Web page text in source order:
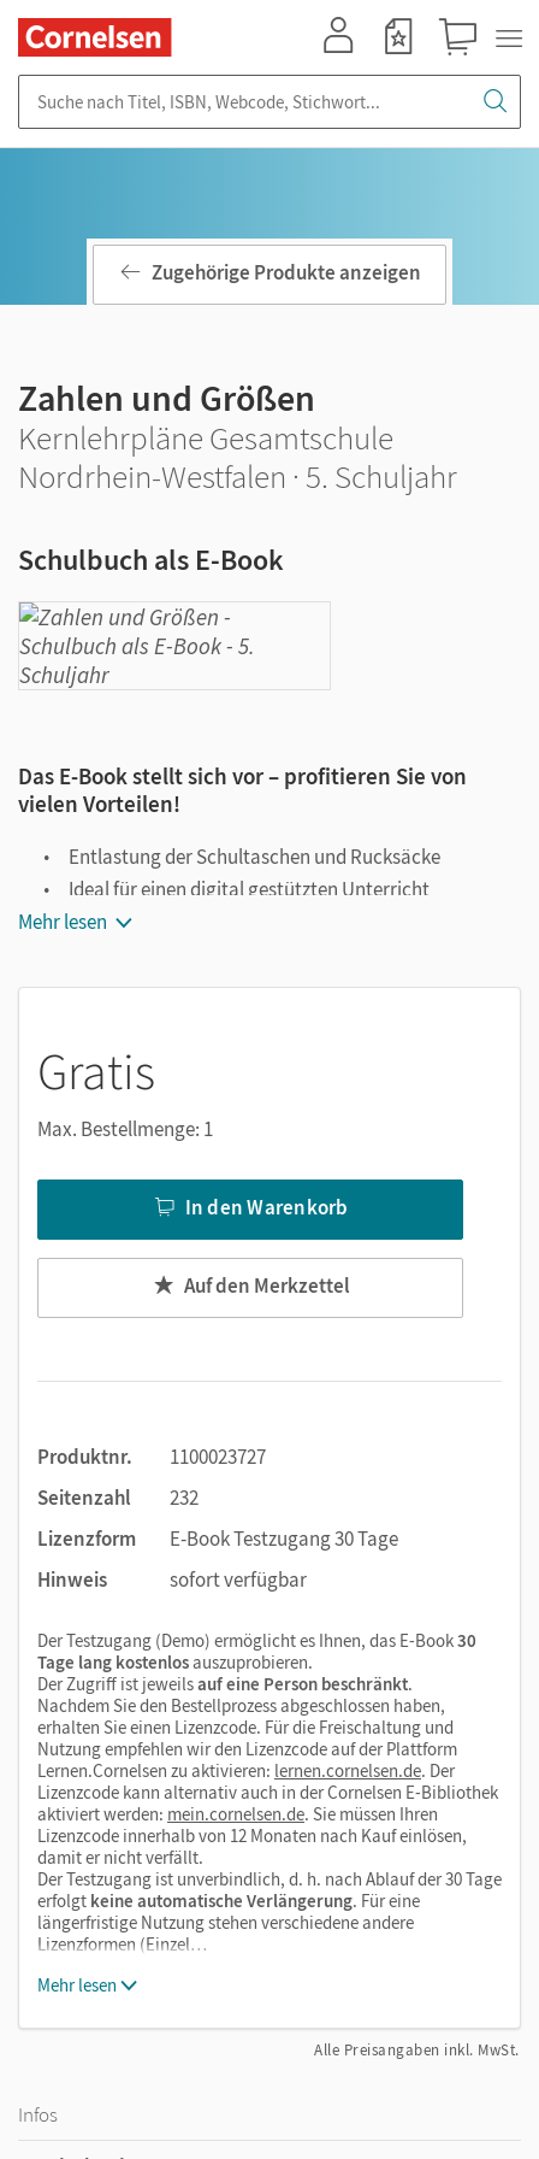
Zugehörige Produkte anzeigen
Zahlen und Größen
Kernlehrpläne Gesamtschule
Nordrhein-Westfalen · 5. Schuljahr
Schulbuch als E-Book
Das E-Book stellt sich vor – profitieren Sie von
vielen Vorteilen!
Entlastung der Schultaschen und Rucksäcke
Ideal für einen digital gestützten Unterricht
Notiz- und Markierungsmöglichkeit
Notizen erstellen
Markierungen setzen
Suchen im Text
Zoomen
Mehr lesen
Gratis
Max. Bestellmenge: 1
In den Warenkorb
Auf den Merkzettel
Produktnr.
1100023727
Seitenzahl
232
Lizenzform
E-Book Testzugang 30 Tage
Hinweis
sofort verfügbar
Der Testzugang (Demo) ermöglicht es Ihnen, das E-Book30
Tage lang kostenlosauszuprobieren.
Der Zugriff ist jeweilsauf eine Person beschränkt.
Nachdem Sie den Bestellprozess abgeschlossen haben,
erhalten Sie einen Lizenzcode. Für die Freischaltung und
Nutzung empfehlen wir den Lizenzcode auf der Plattform
Lernen.Cornelsen zu aktivieren: lernen.cornelsen.de. Der
Lizenzcode kann alternativ auch in der Cornelsen E-Bibliothek
aktiviert werden: mein.cornelsen.de. Sie müssen Ihren
Lizenzcode innerhalb von 12 Monaten nach Kauf einlösen,
damit er nicht verfällt.
Der Testzugang ist unverbindlich, d. h. nach Ablauf der 30 Tage
erfolgt keine automatische Verlängerung. Für eine
längerfristige Nutzung stehen verschiedene andere
Lizenzformen (Einzel…
Mehr lesen
Alle Preisangaben inkl. MwSt.
Infos